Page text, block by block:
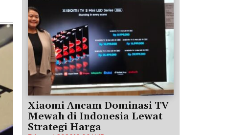
Xiaomi Ancam Dominasi TV
Mewah di Indonesia Lewat
Strategi Harga